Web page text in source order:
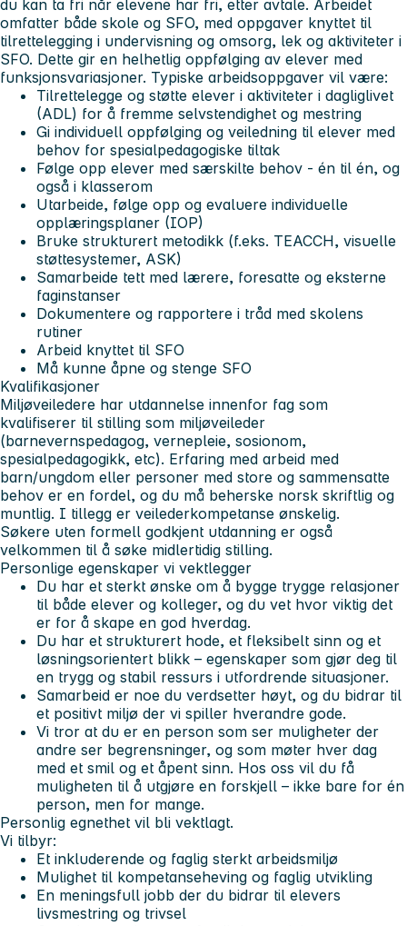
du kan ta fri når elevene har fri, etter avtale. Arbeidet
omfatter både skole og SFO, med oppgaver knyttet til
tilrettelegging i undervisning og omsorg, lek og aktiviteter i
SFO. Dette gir en helhetlig oppfølging av elever med
funksjonsvariasjoner. Typiske arbeidsoppgaver vil være:
Tilrettelegge og støtte elever i aktiviteter i dagliglivet
(ADL) for å fremme selvstendighet og mestring
Gi individuell oppfølging og veiledning til elever med
behov for spesialpedagogiske tiltak
Følge opp elever med særskilte behov - én til én, og
også i klasserom
Utarbeide, følge opp og evaluere individuelle
opplæringsplaner (IOP)
Bruke strukturert metodikk (f.eks. TEACCH, visuelle
støttesystemer, ASK)
Samarbeide tett med lærere, foresatte og eksterne
faginstanser
Dokumentere og rapportere i tråd med skolens
rutiner
Arbeid knyttet til SFO
Må kunne åpne og stenge SFO
Kvalifikasjoner
Miljøveiledere har utdannelse innenfor fag som
kvalifiserer til stilling som miljøveileder
(barnevernspedagog, vernepleie, sosionom,
spesialpedagogikk, etc). Erfaring med arbeid med
barn/ungdom eller personer med store og sammensatte
behov er en fordel, og du må beherske norsk skriftlig og
muntlig. I tillegg er veilederkompetanse ønskelig.
Søkere uten formell godkjent utdanning er også
velkommen til å søke midlertidig stilling.
Personlige egenskaper vi vektlegger
Du har et sterkt ønske om å bygge trygge relasjoner
til både elever og kolleger, og du vet hvor viktig det
er for å skape en god hverdag.
Du har et strukturert hode, et fleksibelt sinn og et
løsningsorientert blikk – egenskaper som gjør deg til
en trygg og stabil ressurs i utfordrende situasjoner.
Samarbeid er noe du verdsetter høyt, og du bidrar til
et positivt miljø der vi spiller hverandre gode.
Vi tror at du er en person som ser muligheter der
andre ser begrensninger, og som møter hver dag
med et smil og et åpent sinn. Hos oss vil du få
muligheten til å utgjøre en forskjell – ikke bare for én
person, men for mange.
Personlig egnethet vil bli vektlagt.
Vi tilbyr:
Et inkluderende og faglig sterkt arbeidsmiljø
Mulighet til kompetanseheving og faglig utvikling
En meningsfull jobb der du bidrar til elevers
livsmestring og trivsel